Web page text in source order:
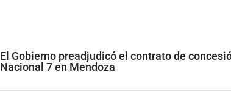
El Gobierno preadjudicó el contrato de
Nacional 7 en Mendoza